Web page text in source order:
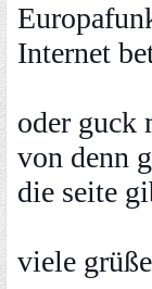
Internet
oder guck
von denn
die seite
viele